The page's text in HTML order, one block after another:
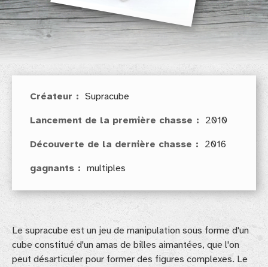
Créateur Supracube
Lancement de la première chasse 2010
Découverte de la dernière chasse 2016
gagnants multiples
Le supracube est un jeu de manipulation sous forme d'un
cube constitué d'un amas de billes aimantées, que l'on
peut désarticuler pour former des figures complexes. Le